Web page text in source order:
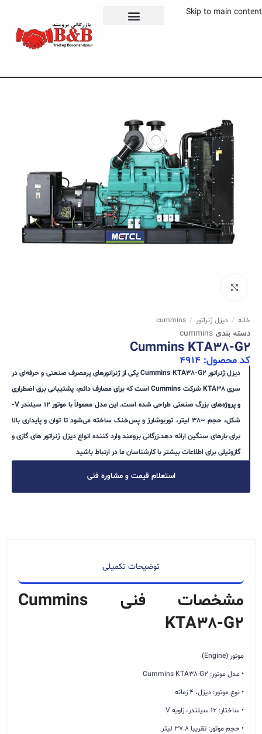
Skip to main content
خانه / دیزل ژنراتور /
cummins
دسته بندی cummins
Cummins KTA38-G2
کد محصول: 4914
دیزل ژنراتور Cummins KTA38-G2 یکی از ژنراتورهای پرمصرف صنعتی و حرفه‌ای در
سری KTA38 شرکت Cummins است که برای مصارف دائم، پشتیبانی برق اضطراری
و پروژه‌های بزرگ صنعتی طراحی شده است. این مدل معمولاً با موتور ۱۲ سیلندر V-
شکل، حجم ~38 لیتر، توربوشارژ و پس‌خنک ساخته می‌شود تا توان و پایداری بالا
برای بارهای سنگین ارائه دهد.زرگانی برومند وارد کننده انواع دیزل ژنراتور های گازی و
گازوئیلی برای اطلاعات بیشتر با کارشناسان ما در ارتباط باشید
استعلام قیمت و مشاوره فنی
توضیحات تکمیلی
مشخصات فنی Cummins
KTA38-G2
موتور (Engine)
• مدل موتور: Cummins KTA38-G2
• نوع موتور: دیزل، 4 زمانه
• ساختار: 12 سیلندر، زاویه V
• حجم موتور: تقریبا 37.8 لیتر